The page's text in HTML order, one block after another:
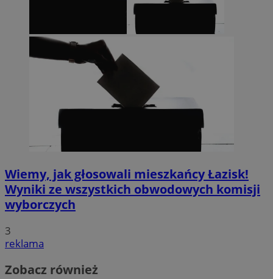
Wiemy, jak głosowali mieszkańcy Łazisk!
Wyniki ze wszystkich obwodowych komisji
wyborczych
3
reklama
Zobacz również